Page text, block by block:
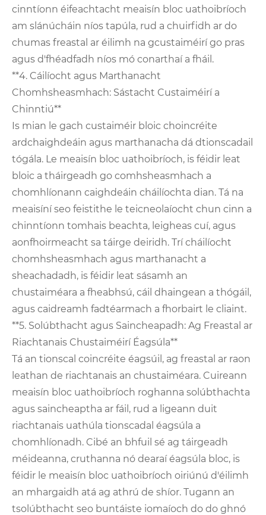
cinntíonn éifeachtacht meaisín bloc uathoibríoch
am slánúcháin níos tapúla, rud a chuirfidh ar do
chumas freastal ar éilimh na gcustaiméirí go pras
agus d'fhéadfadh níos mó conarthaí a fháil.
**4. Cáilíocht agus Marthanacht
Chomhsheasmhach: Sástacht Custaiméirí a
Chinntiú**
Is mian le gach custaiméir bloic choincréite
ardchaighdeáin agus marthanacha dá dtionscadail
tógála. Le meaisín bloc uathoibríoch, is féidir leat
bloic a tháirgeadh go comhsheasmhach a
chomhlíonann caighdeáin cháilíochta dian. Tá na
meaisíní seo feistithe le teicneolaíocht chun cinn a
chinntíonn tomhais beachta, leigheas cuí, agus
aonfhoirmeacht sa táirge deiridh. Trí cháilíocht
chomhsheasmhach agus marthanacht a
sheachadadh, is féidir leat sásamh an
chustaiméara a fheabhsú, cáil dhaingean a thógáil,
agus caidreamh fadtéarmach a fhorbairt le cliaint.
**5. Solúbthacht agus Saincheapadh: Ag Freastal ar
Riachtanais Chustaiméirí Éagsúla**
Tá an tionscal coincréite éagsúil, ag freastal ar raon
leathan de riachtanais an chustaiméara. Cuireann
meaisín bloc uathoibríoch roghanna solúbthachta
agus saincheaptha ar fáil, rud a ligeann duit
riachtanais uathúla tionscadal éagsúla a
chomhlíonadh. Cibé an bhfuil sé ag táirgeadh
méideanna, cruthanna nó dearaí éagsúla bloc, is
féidir le meaisín bloc uathoibríoch oiriúnú d'éilimh
an mhargaidh atá ag athrú de shíor. Tugann an
tsolúbthacht seo buntáiste iomaíoch do do ghnó